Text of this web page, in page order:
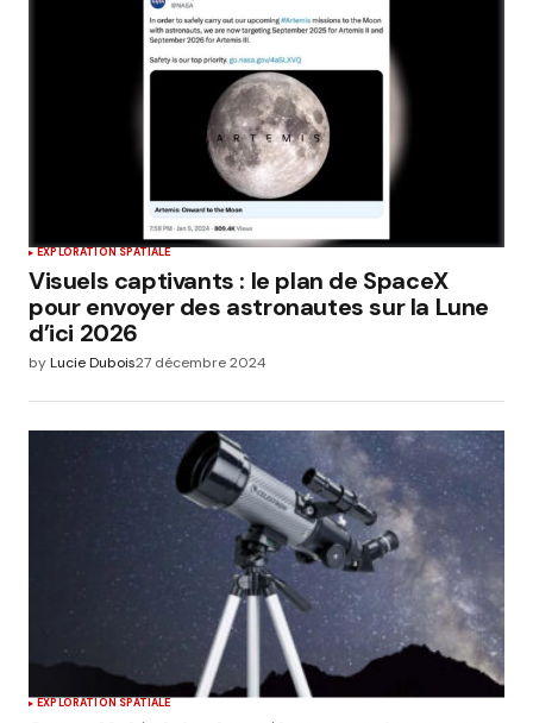
EXPLORATION SPATIALE
Visuels captivants : le plan de SpaceX
pour envoyer des astronautes sur la Lune
d’ici 2026
byLucie Dubois27 décembre 2024
EXPLORATION SPATIALE